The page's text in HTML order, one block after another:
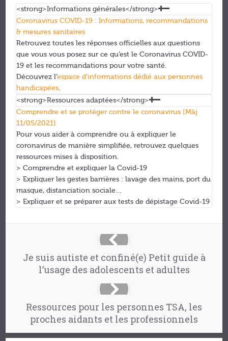
<strong>Informations générales</strong>
Coronavirus COVID-19 : Informations, recommandations
& mesures sanitaires
Retrouvez toutes les réponses officielles aux questions
que vous vous posez sur ce qu’est le Coronavirus COVID-
19 et les recommandations pour votre santé.
Découvrez l’espace d’informations dédié aux personnes
handicapées.
<strong>Ressources adaptées</strong>
Comprendre et se protéger contre le coronavirus [Màj
11/05/2021]
Pour vous aider à comprendre ou à expliquer le
coronavirus de manière simplifiée, retrouvez quelques
ressources mises à disposition.
> Comprendre et expliquer la Covid-19
> Expliquer les gestes barrières : lavage des mains, port du
masque, distanciation sociale…
> Expliquer et se préparer aux tests de dépistage Covid-19
Je suis autiste et confiné(e) Petit guide à
l’usage des adolescents et adultes
Ressources pour les personnes TSA, les
proches aidants et les professionnels